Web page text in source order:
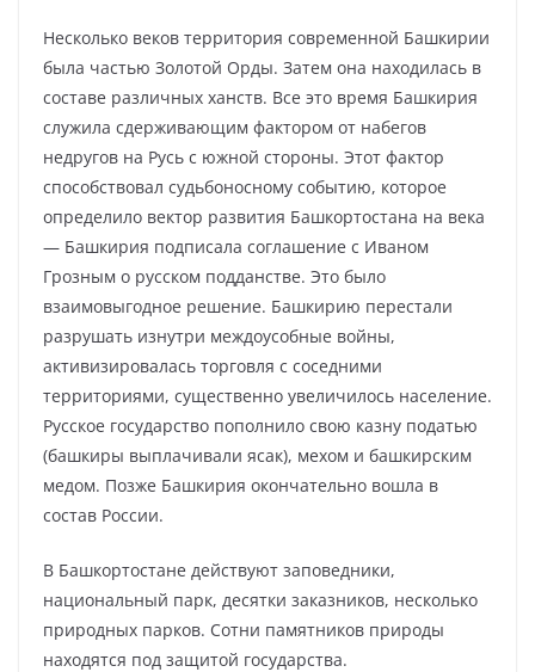
Несколько веков территория современной Башкирии
была частью Золотой Орды. Затем она находилась в
составе различных ханств. Все это время Башкирия
служила сдерживающим фактором от набегов
недругов на Русь с южной стороны. Этот фактор
способствовал судьбоносному событию, которое
определило вектор развития Башкортостана на века
— Башкирия подписала соглашение с Иваном
Грозным о русском подданстве. Это было
взаимовыгодное решение. Башкирию перестали
разрушать изнутри междоусобные войны,
активизировалась торговля с соседними
территориями, существенно увеличилось население.
Русское государство пополнило свою казну податью
(башкиры выплачивали ясак), мехом и башкирским
медом. Позже Башкирия окончательно вошла в
состав России.
В Башкортостане действуют заповедники,
национальный парк, десятки заказников, несколько
природных парков. Сотни памятников природы
находятся под защитой государства.